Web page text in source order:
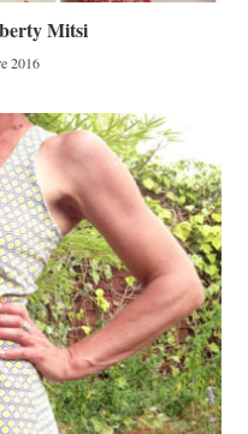
Mitsi
2016